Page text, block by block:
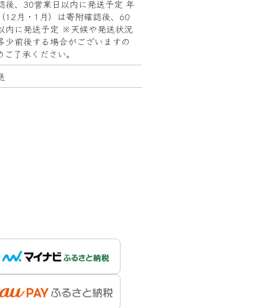
後、30営業日以内に発送予定 年
12月・1月）は寄附確認後、60
内に発送予定 ※天候や発送状況
少前後する場合がございますの
ご了承ください。